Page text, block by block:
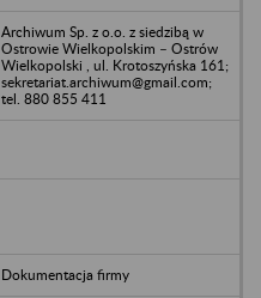
Archiwum Sp. z o.o. z siedzibą w
Ostrowie Wielkopolskim – Ostrów
Wielkopolski , ul. Krotoszyńska 161;
sekretariat.archiwum@gmail.com;
tel. 880 855 411
Dokumentacja firmy